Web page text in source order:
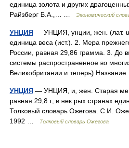
единица золота и других
Райзберг Б.А.,… …
Экономический
УНЦИЯ — УНЦИЯ, унции, жен. (лат.
единица веса (ист.). 2. Мера
России, равная 29,86 грамма. 3. До
системы распространенное во
Великобритании и теперь)
УНЦИЯ — УНЦИЯ, и, жен. Старая
равная 29,8 г; в нек рых странах
Толковый словарь Ожегова. С.И.
1992 …
Толковый словарь Ожегова